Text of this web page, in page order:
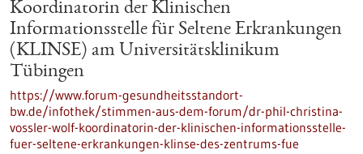
Koordinatorin der Klinischen
Informationsstelle für Seltene Erkrankungen
(KLINSE) am Universitätsklinikum
Tübingen
https://www.forum-gesundheitsstandort-
bw.de/infothek/stimmen-aus-dem-forum/dr-phil-christina-
vossler-wolf-koordinatorin-der-klinischen-informationsstelle-
fuer-seltene-erkrankungen-klinse-des-zentrums-fue